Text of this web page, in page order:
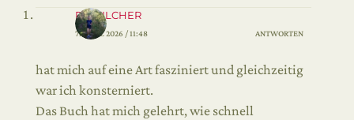
PIA KILCHER
7. MÄRZ 2026 / 11:48 ANTWORTEN
hat mich auf eine Art fasziniert und gleichzeitig
war ich konsterniert.
Das Buch hat mich gelehrt, wie schnell